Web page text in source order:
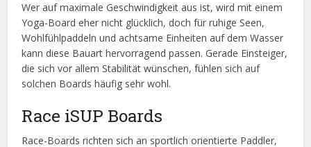
Wer auf maximale Geschwindigkeit aus ist, wird mit einem
Yoga-Board eher nicht glücklich, doch für ruhige Seen,
Wohlfühlpaddeln und achtsame Einheiten auf dem Wasser
kann diese Bauart hervorragend passen. Gerade Einsteiger,
die sich vor allem Stabilität wünschen, fühlen sich auf
solchen Boards häufig sehr wohl.
Race iSUP Boards
Race-Boards richten sich an sportlich orientierte Paddler,